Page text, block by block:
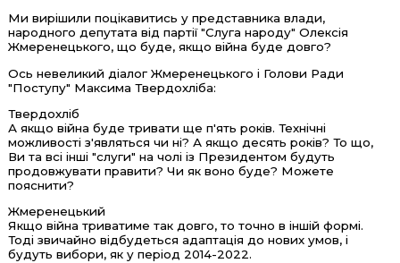
Ми вирішили поцікавитись у представника влади,
народного депутата від партії "Слуга народу" Олексія
Жмеренецького, що буде, якщо війна буде довго?
Ось невеликий діалог Жмеренецького і Голови Ради
"Поступу" Максима Твердохліба:
Твердохліб
А якщо війна буде тривати ще п'ять років. Технічні
можливості з'являться чи ні? А якщо десять років? То що,
Ви та всі інші "слуги" на чолі із Президентом будуть
продовжувати правити? Чи як воно буде? Можете
пояснити?
Жмеренецький
Якщо війна триватиме так довго, то точно в іншій формі.
Тоді звичайно відбудеться адаптація до нових умов, і
будуть вибори, як у період 2014-2022.